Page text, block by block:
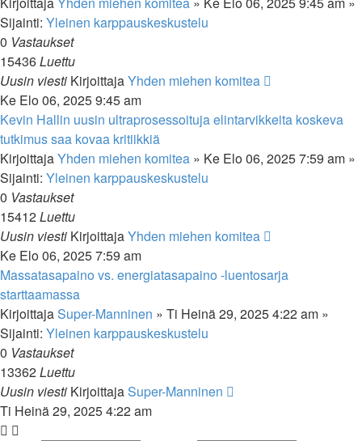
Sijainti: Yleinen karppauskeskustelu
0 Vastaukset
15436Luettu
Uusin viesti KirjoittajaYhden miehen komitea
Ke Elo 06, 2025 9:45 am
Kevin Hallin uusin ultraprosessoituja elintarvikkeita koskeva
tutkimus saa kovaa kritiikkiä
KirjoittajaYhden miehen komitea » Ke Elo 06, 2025 7:59 am »
Sijainti: Yleinen karppauskeskustelu
0 Vastaukset
15412Luettu
Uusin viesti KirjoittajaYhden miehen komitea
Ke Elo 06, 2025 7:59 am
Massatasapaino vs. energiatasapaino -luentosarja
starttaamassa
KirjoittajaSuper-Manninen » Ti Heinä 29, 2025 4:22 am »
Sijainti: Yleinen karppauskeskustelu
0 Vastaukset
13362Luettu
Uusin viesti KirjoittajaSuper-Manninen
Ti Heinä 29, 2025 4:22 am